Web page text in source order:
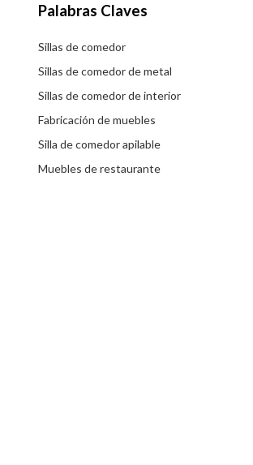
Palabras Claves
Sillas de comedor
Sillas de comedor de metal
Sillas de comedor de interior
Fabricación de muebles
Silla de comedor apilable
Muebles de restaurante